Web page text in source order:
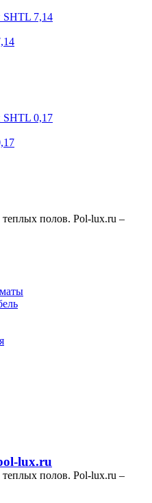
полов. Pol-lux.ru –
lux.ru
полов. Pol-lux.ru –